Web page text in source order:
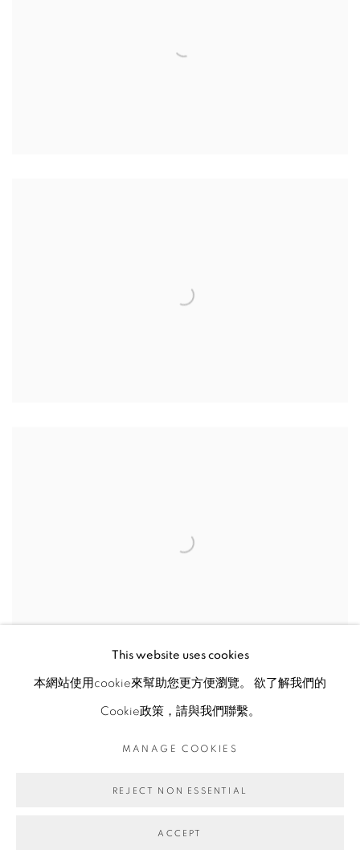
This website uses cookies
本網站使用cookie來幫助您更方便瀏覽。 欲了解我們的
Cookie政策，請與我們聯繫。
MANAGE COOKIES
REJECT NON ESSENTIAL
ACCEPT